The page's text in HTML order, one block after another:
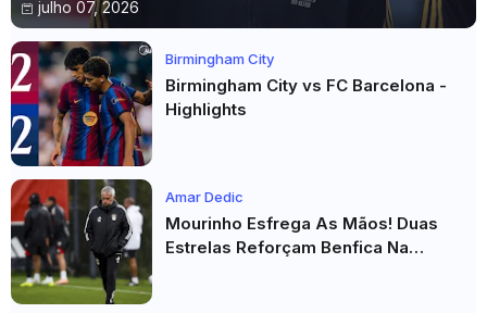
julho 07, 2026
Birmingham City
Birmingham City vs FC Barcelona -
Highlights
Amar Dedic
Mourinho Esfrega As Mãos! Duas
Estrelas Reforçam Benfica Na